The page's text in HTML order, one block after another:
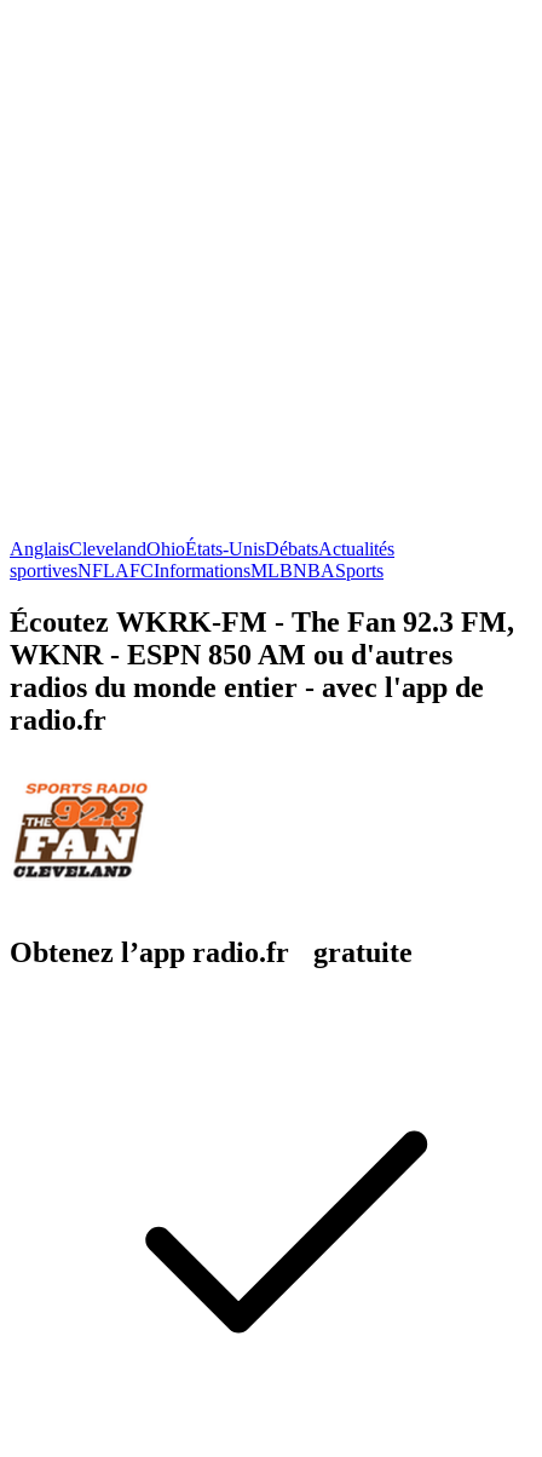
AnglaisClevelandOhioÉtats-UnisDébatsActualités
sportivesNFLAFCInformationsMLBNBASports
Écoutez WKRK-FM - The Fan 92.3 FM,
WKNR - ESPN 850 AM ou d'autres
radios du monde entier - avec l'app de
radio.fr
Obtenez l’app radio.fr gratuite